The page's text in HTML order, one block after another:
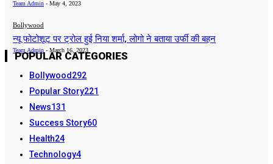
Team Admin - May 4, 2023
Bollywood
न्यू फोटोशूट पर ट्रोल हुई निया शर्मा, लोगो ने बताया उर्फी की बहन
Team Admin - March 16, 2023
POPULAR CATEGORIES
Bollywood 292
Popular Story221
News131
Success Story60
Health24
Technology4